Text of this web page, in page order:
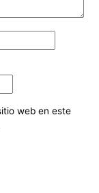
web en este